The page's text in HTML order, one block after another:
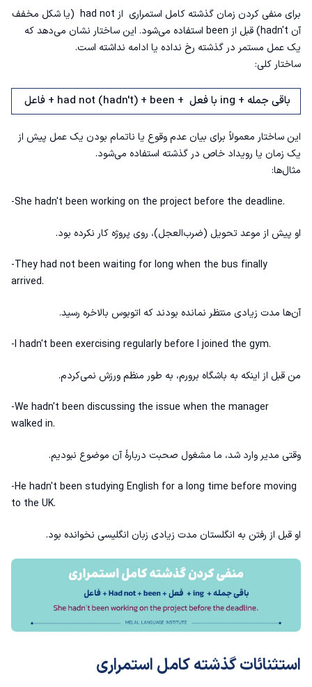
برای منفی کردن زمان گذشته کامل استمراری از had not (یا شکل مخفف
آن hadn't) قبل از been استفاده می‌شود. این ساختار نشان می‌دهد که
یک عمل مستمر در گذشته رخ نداده یا ادامه نداشته است.
ساختار کلی:
فاعل + had not (hadn't) + been + با فعل ing + باقی جمله
این ساختار معمولاً برای بیان عدم وقوع یا ناتمام بودن یک عمل پیش از
یک زمان یا رویداد خاص در گذشته استفاده می‌شود.
مثال‌ها:
-She hadn't been working on the project before the deadline.
او پیش از موعد تحویل (ضرب‌العجل)، روی پروژه کار نکرده بود.
-They had not been waiting for long when the bus finally
arrived.
آن‌ها مدت زیادی منتظر نمانده بودند که اتوبوس بالاخره رسید.
-I hadn't been exercising regularly before I joined the gym.
من قبل از اینکه به باشگاه برورم، به طور منظم ورزش نمی‌کردم.
-We hadn't been discussing the issue when the manager
walked in.
وقتی مدیر وارد شد، ما مشغول صحبت دربارهٔ آن موضوع نبودیم.
-He hadn't been studying English for a long time before moving
to the UK.
او قبل از رفتن به انگلستان مدت زیادی زبان انگلیسی نخوانده بود.
استثنائات گذشته کامل استمراری